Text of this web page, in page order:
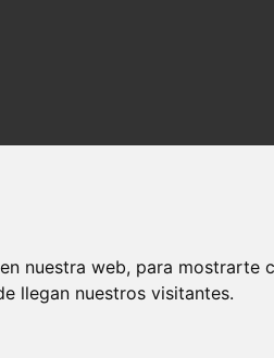
nuestra web, para mostrarte
llegan nuestros visitantes.